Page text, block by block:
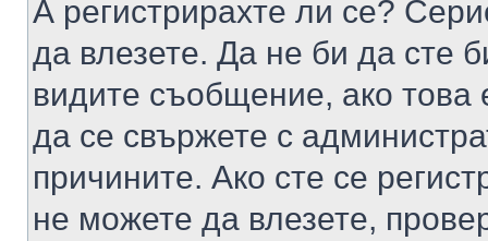
А регистрирахте ли се?
да влезете. Да не би да сте
видите съобщение, ако това
да се свържете с
причините. Ако сте се
не можете да влезете,